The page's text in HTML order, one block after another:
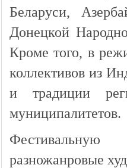
Беларуси,
Донецкой
Кроме того, в
коллективов из
и традиции
муниципалитетов.
разножанровые